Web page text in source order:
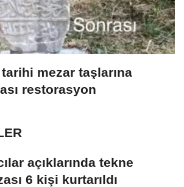
mezar taşlarına
restorasyon
açıklarında tekne
6 kişi kurtarıldı